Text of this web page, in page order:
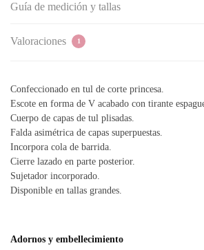
Guía de medición y tallas
Valoraciones 1
Confeccionado en tul de corte princesa.
Escote en forma de V acabado con tirante
Cuerpo de capas de tul plisadas.
Falda asimétrica de capas superpuestas.
Incorpora cola de barrida.
Cierre lazado en parte posterior.
Sujetador incorporado.
Disponible en tallas grandes.
Adornos y embellecimiento